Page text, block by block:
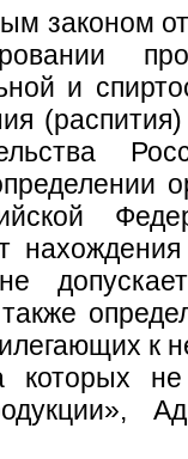
законом
и
к
которых не